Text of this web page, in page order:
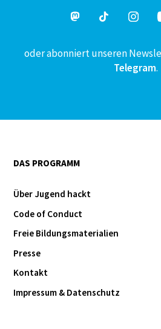
oder abonniert unseren
Telegram.
DAS PROGRAMM
Über Jugend hackt
Code of Conduct
Freie Bildungsmaterialien
Presse
Kontakt
Impressum & Datenschutz